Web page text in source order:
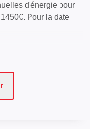
d'énergie pour
Pour la date